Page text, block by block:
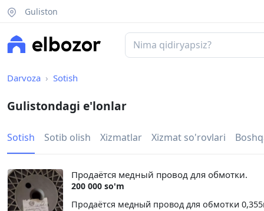
Guliston
Darvoza Sotish
Gulistondagi e'lonlar
Sotish Sotib olish Xizmatlar Xizmat so'rovlari
Продаётся медный провод для обмотки.
200 000 so'm
Продаётся медный провод для обмотки